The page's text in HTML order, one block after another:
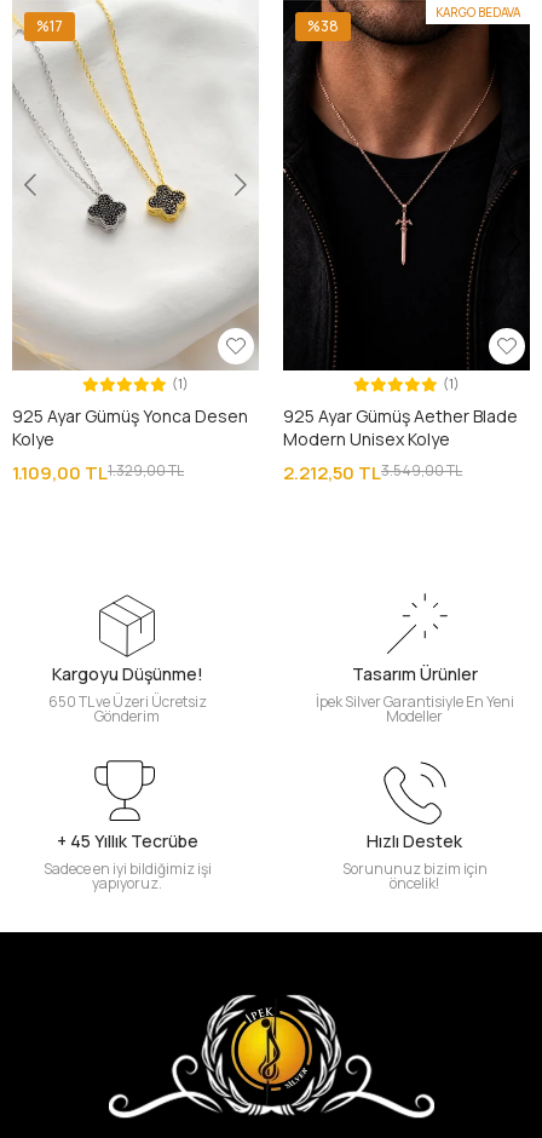
%17
(1)
925 Ayar Gümüş Yonca Desen
Kolye
1.109,00 TL1.329,00 TL
KARGO BEDAVA
%38
(1)
925 Ayar Gümüş Aether Blade
Modern Unisex Kolye
2.212,50 TL3.549,00 TL
Kargoyu Düşünme!
650 TL ve Üzeri Ücretsiz
Gönderim
Tasarım Ürünler
İpek Silver Garantisiyle En Yeni
Modeller
+ 45 Yıllık Tecrübe
Sadece en iyi bildiğimiz işi
yapıyoruz.
Hızlı Destek
Sorununuz bizim için
öncelik!